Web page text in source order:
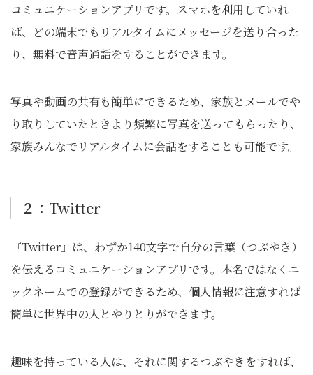
コミュニケーションアプリです。スマホを利用していれ
ば、どの端末でもリアルタイムにメッセージを送り合った
り、無料で音声通話をすることができます。
写真や動画の共有も簡単にできるため、家族とメールでや
り取りしていたときより頻繁に写真を送ってもらったり、
家族みんなでリアルタイムに会話をすることも可能です。
２：Twitter
『Twitter』は、わずか140文字で自分の言葉（つぶやき）
を伝えるコミュニケーションアプリです。本名ではなくニ
ックネームでの登録ができるため、個人情報に注意すれば
簡単に世界中の人とやりとりができます。
趣味を持っている人は、それに関するつぶやきをすれば、